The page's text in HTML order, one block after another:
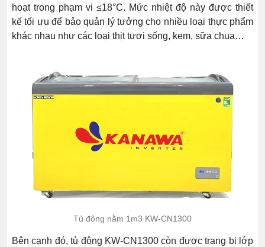
hoạt trong phạm vi ≤18°C. Mức nhiệt độ này được thiết
kế tối ưu để bảo quản lý tưởng cho nhiều loại thực phẩm
khác nhau như các loại thịt tươi sống, kem, sữa chua…
Tủ đông nằm 1m3 KW-CN1300
Bên cạnh đó, tủ đông KW-CN1300 còn được trang bị lớp